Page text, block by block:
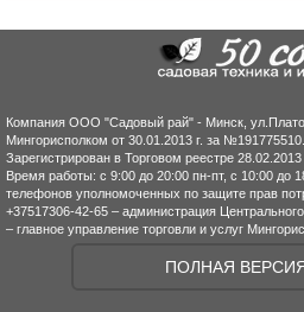
Компания ООО "Садовый рай" - Минск,
Мингорисполком от 30.01.2013 г. за №191775510.
Зарегистрирован в Торговом реестре 28.02.2013
Время работы: с 9:00 до 20:00 пн-пт, с 10:00 до
телефонов уполномоченных по защите прав
+37517306-42-65 – администрация
– главное управление торговли и услуг
ПОЛНАЯ